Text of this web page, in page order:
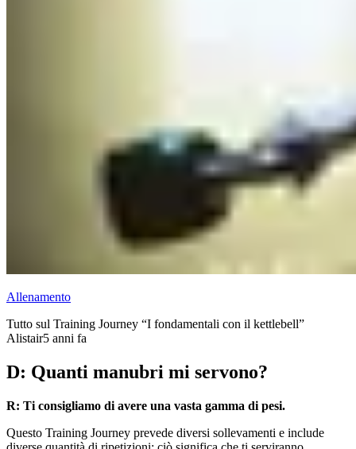
Allenamento
Tutto sul Training Journey “I fondamentali con il kettlebell”
Alistair5 anni fa
D: Quanti manubri mi servono?
R: Ti consigliamo di avere una vasta gamma di pesi.
Questo Training Journey prevede diversi sollevamenti e include